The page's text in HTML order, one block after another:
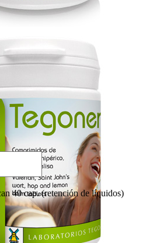
40 cap. (retención de líquidos)